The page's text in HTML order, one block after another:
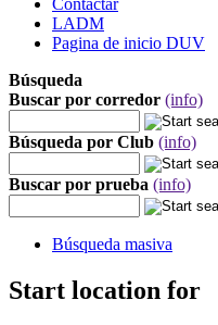
Contactar
LADM
Pagina de inicio DUV
Búsqueda
Buscar por corredor (info)
Búsqueda por Club (info)
Buscar por prueba (info)
Búsqueda masiva
Start location for